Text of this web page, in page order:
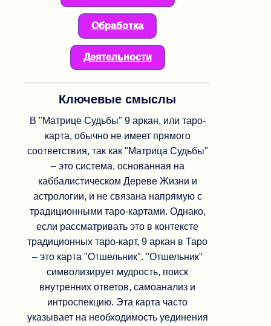
Обработка
Деятельности
Ключевые смыслы
В "Матрице Судьбы" 9 аркан, или таро-
карта, обычно не имеет прямого
соответствия, так как "Матрица Судьбы"
– это система, основанная на
каббалистическом Дереве Жизни и
астрологии, и не связана напрямую с
традиционными таро-картами. Однако,
если рассматривать это в контексте
традиционных таро-карт, 9 аркан в Таро
– это карта "Отшельник". "Отшельник"
символизирует мудрость, поиск
внутренних ответов, самоанализ и
интроспекцию. Эта карта часто
указывает на необходимость уединения